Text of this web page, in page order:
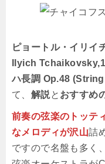
ピョートル・イリイ
Ilyich
ハ長調 Op.48
て、 解説と おすすめ
前奏の弦楽のトッテ
なメロディが沢山詰
ですので名盤も多く